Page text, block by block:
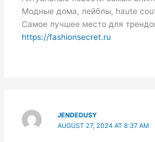
Модные дома, лейблы, haute
Самое лучшее место для
https://fashionsecret.ru
JENDEDUSY
AUGUST 27, 2024 AT 8:37 AM